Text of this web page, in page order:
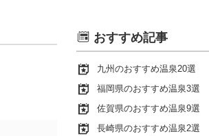
おすすめ記事
九州のおすすめ温泉20選
福岡県のおすすめ温泉3選
佐賀県のおすすめ温泉9選
長崎県のおすすめ温泉2選